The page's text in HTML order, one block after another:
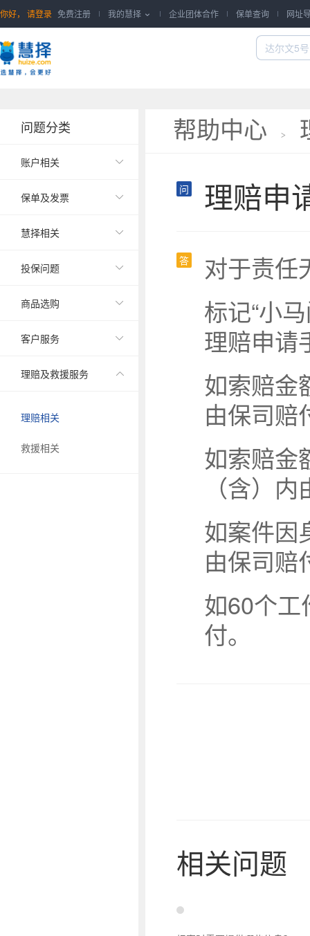
你好， 请登录 免费注册 我的慧择  企业团体合作 保单查询 网址
问题分类
账户相关 
保单及发票 
慧择相关 
投保问题 
商品选购 
客户服务 
理赔及救援服务 
理赔相关
救援相关
帮助中心 >
问 理赔申
答
对于责任
标记“小
理赔申请
如索赔金
由保司赔
如索赔金
（含）
如案件因
由保司赔
如60个工
付。
相关问题